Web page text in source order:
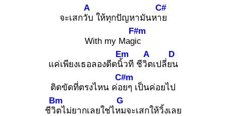
จะเสกวับ
A
ให้ทุกปัญหามันหาย
C#
With my Magic
F#m
แค่เพียงเธอลองดีดนิ้ว
Em
ที ชีวิต
A
เปลี่ยน
D
ติดขัดที่ตรงไหน ค่อย
C#m
ๆ เป็นค่อยไป
ชีวิต
Bm
ไม่ยากเลยใช่ไหม
G
จะเสกให้วิ้งเลย